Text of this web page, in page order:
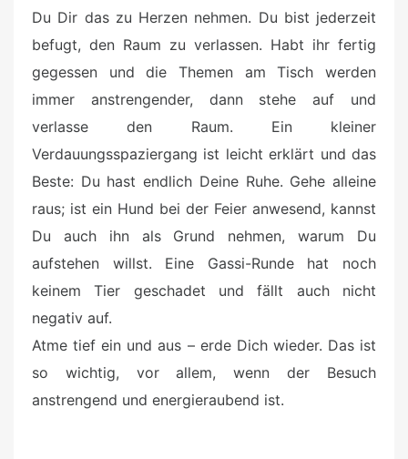
Du Dir das zu Herzen nehmen. Du bist jederzeit
befugt, den Raum zu verlassen. Habt ihr fertig
gegessen und die Themen am Tisch werden
immer anstrengender, dann stehe auf und
verlasse den Raum. Ein kleiner
Verdauungsspaziergang ist leicht erklärt und das
Beste: Du hast endlich Deine Ruhe. Gehe alleine
raus; ist ein Hund bei der Feier anwesend, kannst
Du auch ihn als Grund nehmen, warum Du
aufstehen willst. Eine Gassi-Runde hat noch
keinem Tier geschadet und fällt auch nicht
negativ auf.
Atme tief ein und aus – erde Dich wieder. Das ist
so wichtig, vor allem, wenn der Besuch
anstrengend und energieraubend ist.